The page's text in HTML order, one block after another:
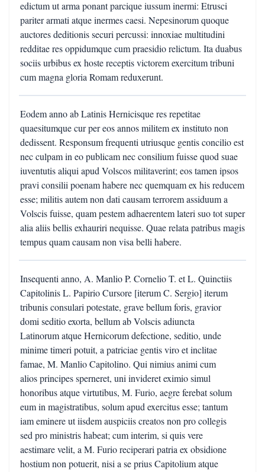
edictum ut arma ponant parcique iussum inermi: Etrusci
pariter armati atque inermes caesi. Nepesinorum quoque
auctores deditionis securi percussi: innoxiae multitudini
redditae res oppidumque cum praesidio relictum. Ita duabus
sociis urbibus ex hoste receptis victorem exercitum tribuni
cum magna gloria Romam reduxerunt.
Eodem anno ab Latinis Hernicisque res repetitae
quaesitumque cur per eos annos militem ex instituto non
dedissent. Responsum frequenti utriusque gentis concilio est
nec culpam in eo publicam nec consilium fuisse quod suae
iuventutis aliqui apud Volscos militaverint; eos tamen ipsos
pravi consilii poenam habere nec quemquam ex his reducem
esse; militis autem non dati causam terrorem assiduum a
Volscis fuisse, quam pestem adhaerentem lateri suo tot super
alia aliis bellis exhauriri nequisse. Quae relata patribus magis
tempus quam causam non visa belli habere.
Insequenti anno, A. Manlio P. Cornelio T. et L. Quinctiis
Capitolinis L. Papirio Cursore [iterum C. Sergio] iterum
tribunis consulari potestate, grave bellum foris, gravior
domi seditio exorta, bellum ab Volscis adiuncta
Latinorum atque Hernicorum defectione, seditio, unde
minime timeri potuit, a patriciae gentis viro et inclitae
famae, M. Manlio Capitolino. Qui nimius animi cum
alios principes sperneret, uni invideret eximio simul
honoribus atque virtutibus, M. Furio, aegre ferebat solum
eum in magistratibus, solum apud exercitus esse; tantum
iam eminere ut iisdem auspiciis creatos non pro collegis
sed pro ministris habeat; cum interim, si quis vere
aestimare velit, a M. Furio reciperari patria ex obsidione
hostium non potuerit, nisi a se prius Capitolium atque